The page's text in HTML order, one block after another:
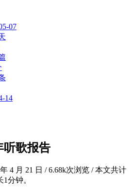
07
14
听歌报告
4 月 21 日 /6.68k次浏览 /本文共计
分钟。